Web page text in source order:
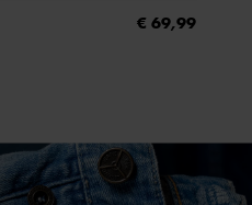
€ 69,99